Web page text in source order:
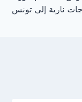
نارية إلى تونس